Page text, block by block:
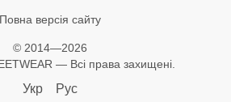
Повна версія сайту
© 2014—2026
— Всі права захищені.
Укр Рус